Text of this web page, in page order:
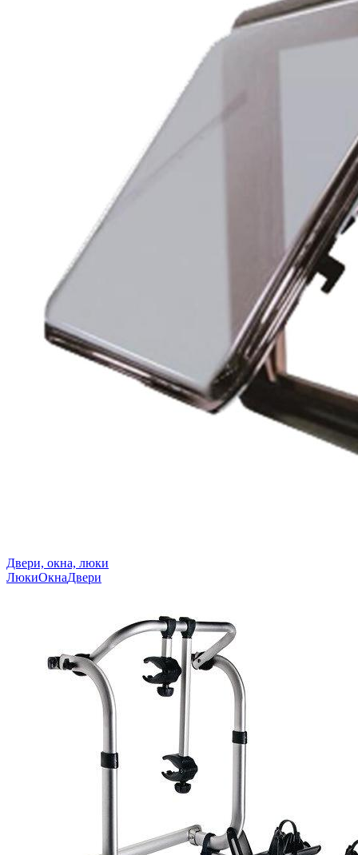
Двери, окна, люки
ЛюкиОкнаДвери